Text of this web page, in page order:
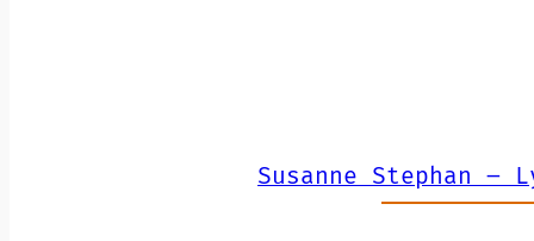
Susanne Stephan –